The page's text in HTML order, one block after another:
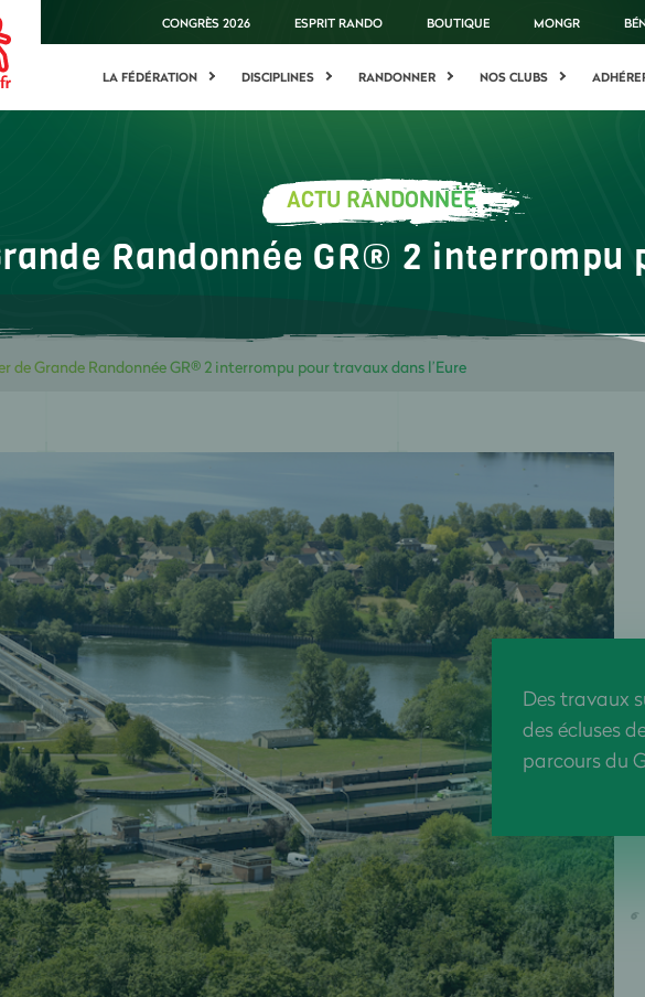
CONGRÈS 2026 ESPRIT RANDO BOUTIQUE MONGR
LA FÉDÉRATION DISCIPLINES RANDONNER NOS CLUBS
ACTU RANDONNÉE
Randonnée GR® 2 interrompu
de Grande Randonnée GR® 2 interrompu pour travaux dans l’Eure
Des travaux
des écluses
parcours du